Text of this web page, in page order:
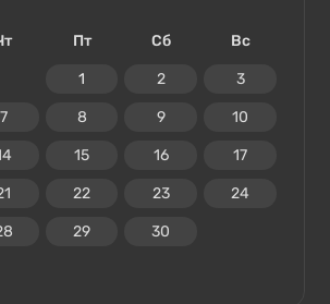
Пт Сб Вс
1 2 3
7 8 9 10
15 16 17
22 23 24
29 30